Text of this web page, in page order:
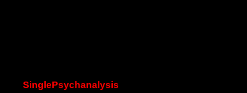
SinglePsychanalysis